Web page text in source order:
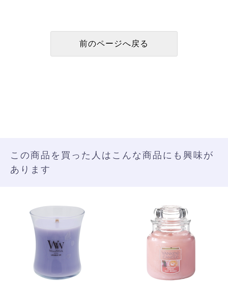
この商品を買った人はこんな商品にも興味が
あります